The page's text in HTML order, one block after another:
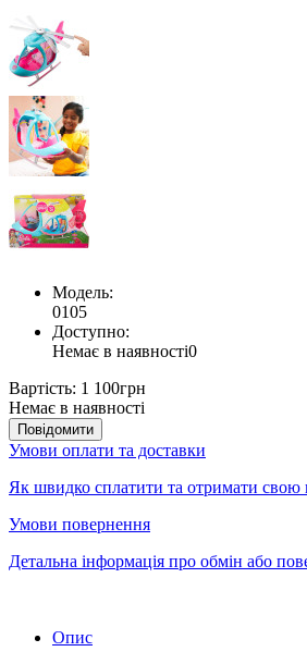
Модель:
0105
Доступно:
Немає в наявності0
Вартість: 1 100грн
Немає в наявності
Повідомити
Умови оплати та доставки
Як швидко сплатити та отримати свою
Умови повернення
Детальна інформація про обмін або
Опис